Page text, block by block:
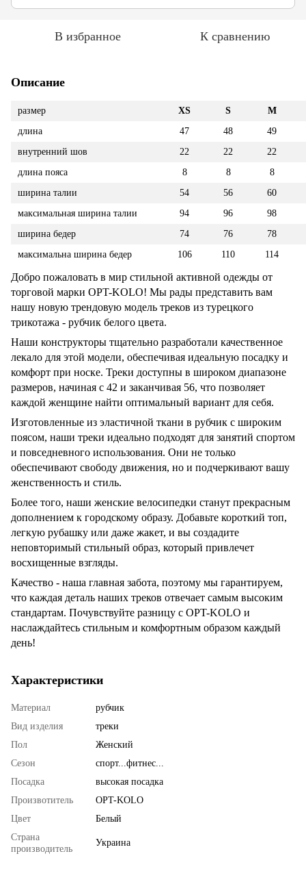
В избранное К сравнению
Описание
размер XS S
M
длина
47 48
49
внутренний шов
22 22
22
длина пояса
8 8
8
ширина талии
54 56
60
максимальная ширина талии
94 96
98
ширина бедер
74 76
78
максимальна ширина бедер
106 110 114
Добро пожаловать в мир стильной активной одежды от
торговой марки OPT-KOLO! Мы рады представить вам
нашу новую трендовую модель треков из турецкого
трикотажа - рубчик белого цвета.
Наши конструкторы тщательно разработали качественное
лекало для этой модели, обеспечивая идеальную посадку и
комфорт при носке. Треки доступны в широком диапазоне
размеров, начиная с 42 и заканчивая 56, что позволяет
каждой женщине найти оптимальный вариант для себя.
Изготовленные из эластичной ткани в рубчик с широким
поясом, наши треки идеально подходят для занятий спортом
и повседневного использования. Они не только
обеспечивают свободу движения, но и подчеркивают вашу
женственность и стиль.
Более того, наши женские велосипедки станут прекрасным
дополнением к городскому образу. Добавьте короткий топ,
легкую рубашку или даже жакет, и вы создадите
неповторимый стильный образ, который привлечет
восхищенные взгляды.
Качество - наша главная забота, поэтому мы гарантируем,
что каждая деталь наших треков отвечает самым высоким
стандартам. Почувствуйте разницу с OPT-KOLO и
наслаждайтесь стильным и комфортным образом каждый
день!
Характеристики
Материал
рубчик
Вид изделия
треки
Пол
Женский
Сезон
спорт...фитнес...
Посадка
высокая посадка
Произвотитель
OPT-KOLO
Цвет
Белый
Страна
производитель
Украина